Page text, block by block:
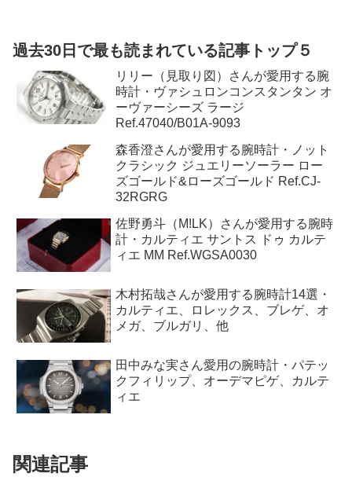
過去30日で最も読まれている記事トップ５
リリー（見取り図）さんが愛用する腕
時計・ヴァシュロンコンスタンタン オ
ーヴァーシーズ ラージ
Ref.47040/B01A-9093
森香澄さんが愛用する腕時計・ノット
クラシック ジュエリーソーラー ロー
ズゴールド&ローズゴールド Ref.CJ-
32RGRG
佐野勇斗（M!LK）さんが愛用する腕時
計・カルティエ サントス ドゥ カルテ
ィエ MM Ref.WGSA0030
木村拓哉さんが愛用する腕時計14選・
カルティエ、ロレックス、ブレゲ、オ
メガ、ブルガリ、他
田中みな実さん愛用の腕時計・パテッ
クフィリップ、オーデマピゲ、カルテ
ィエ
関連記事